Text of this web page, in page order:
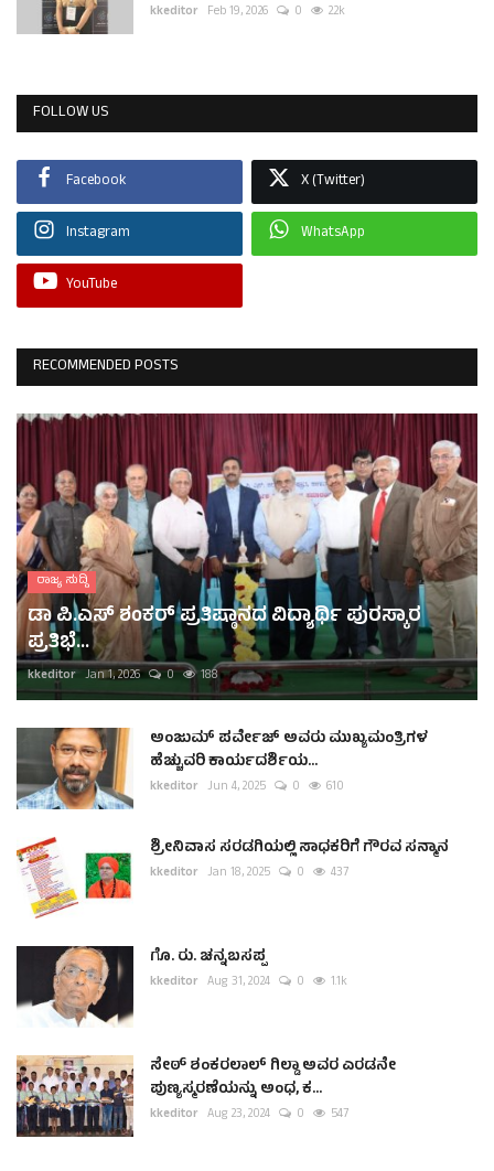
kkeditor Feb 19, 2026 0 2.2k
FOLLOW US
Facebook X (Twitter)
Instagram WhatsApp
YouTube
RECOMMENDED POSTS
ರಾಜ್ಯ ಸುದ್ದಿ
ಡಾ ಪಿ.ಎಸ್ ಶಂಕರ್ ಪ್ರತಿಷ್ಠಾನದ ವಿದ್ಯಾರ್ಥಿ ಪುರಸ್ಕಾರ
ಪ್ರತಿಭೆ...
kkeditor Jan 1, 2026 0 188
ಅಂಜುಮ್ ಪರ್ವೇಜ್ ಅವರು ಮುಖ್ಯಮಂತ್ರಿಗಳ
ಹೆಚ್ಚುವರಿ ಕಾರ್ಯದರ್ಶಿಯ...
kkeditor Jun 4, 2025 0 610
ಶ್ರೀನಿವಾಸ ಸರಡಗಿಯಲ್ಲಿ ಸಾಧಕರಿಗೆ ಗೌರವ ಸನ್ಮಾನ
kkeditor Jan 18, 2025 0 437
ಗೊ. ರು. ಚನ್ನಬಸಪ್ಪ
kkeditor Aug 31, 2024 0 1.1k
ಸೇಠ್ ಶಂಕರಲಾಲ್ ಗಿಲ್ಡಾ ಅವರ ಎರಡನೇ
ಪುಣ್ಯಸ್ಮರಣೆಯನ್ನು ಅಂಧ, ಕ...
kkeditor Aug 23, 2024 0 547